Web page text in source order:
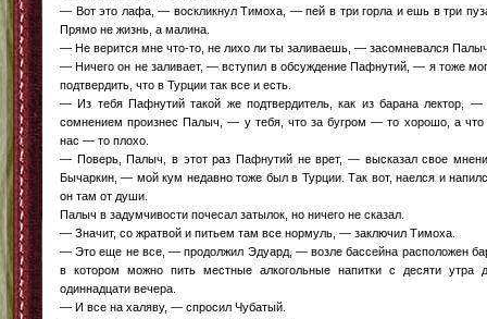
— Вот это лафа, — воскликнул Тимоха, — пей в три горла и ешь в три
Прямо не жизнь, а малина.
— Не верится мне что-то, не лихо ли ты заливаешь, — засомневался
— Ничего он не заливает, — вступил в обсуждение Пафнутий, — я тоже
подтвердить, что в Турции так все и есть.
— Из тебя Пафнутий такой же подтвердитель, как из барана лектор, —
сомнением произнес Палыч, — у тебя, что за бугром — то хорошо, а что
нас — то плохо.
— Поверь, Палыч, в этот раз Пафнутий не врет, — высказал свое
Бычаркин, — мой кум недавно тоже был в Турции. Так вот, наелся и
он там от души.
Палыч в задумчивости почесал затылок, но ничего не сказал.
— Значит, со жратвой и питьем там все нормуль, — заключил Тимоха.
— Это еще не все, — продолжил Эдуард, — возле бассейна расположен
в котором можно пить местные алкогольные напитки с десяти утра
одиннадцати вечера.
— И все на халяву, — спросил Чубатый.